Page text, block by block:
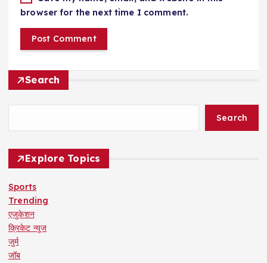
browser for the next time I comment.
Search
Search
Explore Topics
Sports
Trending
एजुकेशन
क्रिकेट न्यूज
जुर्म
जॉब